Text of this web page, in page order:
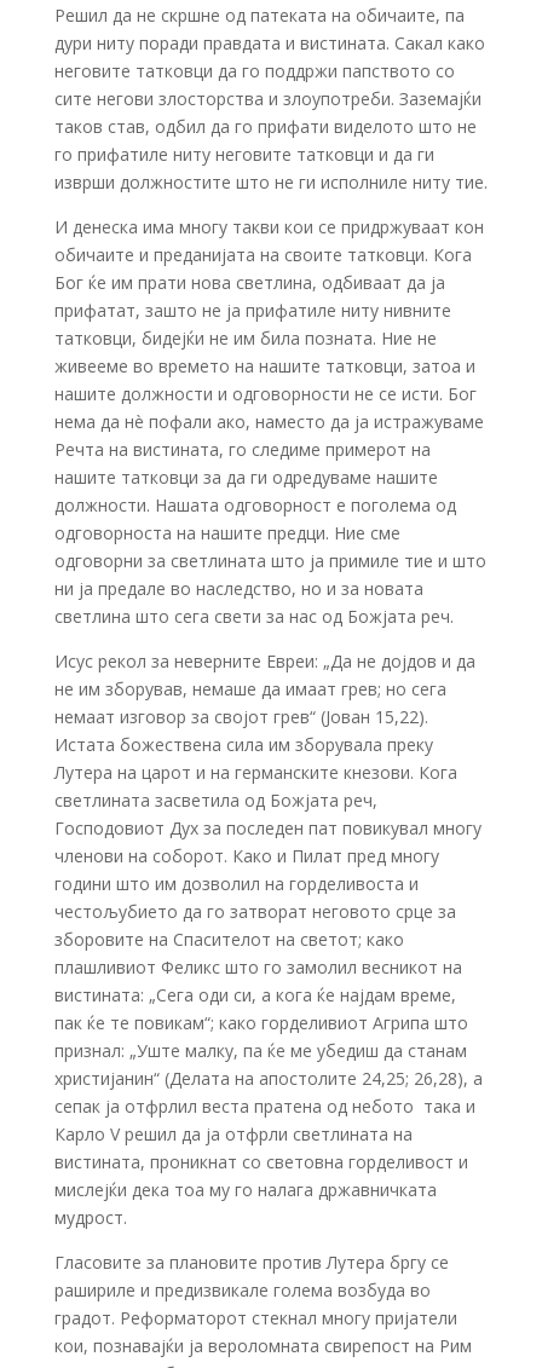
Решил да не скршне од патеката на обичаите, па
дури ниту поради правдата и вистината. Сакал како
неговите татковци да го поддржи папството со
сите негови злосторства и злоупотреби. Заземајќи
таков став, одбил да го прифати виделото што не
го прифатиле ниту неговите татковци и да ги
изврши должностите што не ги исполниле ниту тие.
И денеска има многу такви кои се придржуваат кон
обичаите и преданијата на своите татковци. Кога
Бог ќе им прати нова светлина, одбиваат да ја
прифатат, зашто не ја прифатиле ниту нивните
татковци, бидејќи не им била позната. Ние не
живееме во времето на нашите татковци, затоа и
нашите должности и одговорности не се исти. Бог
нема да нè пофали ако, наместо да ја истражуваме
Речта на вистината, го следиме примерот на
нашите татковци за да ги одредуваме нашите
должности. Нашата одговорност е поголема од
одговорноста на нашите предци. Ние сме
одговорни за светлината што ја примиле тие и што
ни ја предале во наследство, но и за новата
светлина што сега свети за нас од Божјата реч.
Исус рекол за неверните Евреи: „Да не дојдов и да
не им зборував, немаше да имаат грев; но сега
немаат изговор за својот грев“ (Јован 15,22).
Истата божествена сила им зборувала преку
Лутера на царот и на германските кнезови. Кога
светлината засветила од Божјата реч,
Господовиот Дух за последен пат повикувал многу
членови на соборот. Како и Пилат пред многу
години што им дозволил на горделивоста и
честољубието да го затворат неговото срце за
зборовите на Спасителот на светот; како
плашливиот Феликс што го замолил весникот на
вистината: „Сега оди си, а кога ќе најдам време,
пак ќе те повикам“; како горделивиот Агрипа што
признал: „Уште малку, па ќе ме убедиш да станам
христијанин“ (Делата на апостолите 24,25; 26,28), а
сепак ја отфрлил веста пратена од небото ­ така и
Карло V решил да ја отфрли светлината на
вистината, проникнат со световна горделивост и
мислејќи дека тоа му го налага државничката
мудрост.
Гласовите за плановите против Лутера бргу се
рашириле и предизвикале голема возбуда во
градот. Реформаторот стекнал многу пријатели
кои, познавајќи ја вероломната свирепост на Рим